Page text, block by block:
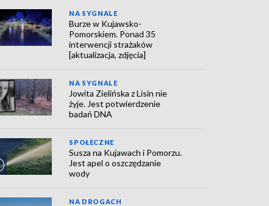
NA SYGNALE
Burze w Kujawsko-
Pomorskiem. Ponad 35
interwencji strażaków
[aktualizacja, zdjęcia]
NA SYGNALE
Jowita Zielińska z Lisin nie
żyje. Jest potwierdzenie
badań DNA
SPOŁECZNE
Susza na Kujawach i Pomorzu.
Jest apel o oszczędzanie
wody
NA DROGACH